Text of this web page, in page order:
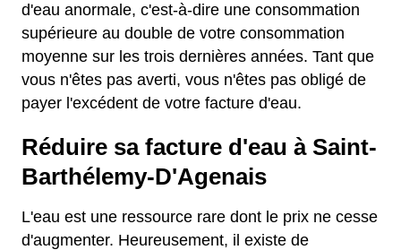
d'eau anormale, c'est-à-dire une consommation
supérieure au double de votre consommation
moyenne sur les trois dernières années. Tant que
vous n'êtes pas averti, vous n'êtes pas obligé de
payer l'excédent de votre facture d'eau.
Réduire sa facture d'eau à Saint-
Barthélemy-D'Agenais
L'eau est une ressource rare dont le prix ne cesse
d'augmenter. Heureusement, il existe de